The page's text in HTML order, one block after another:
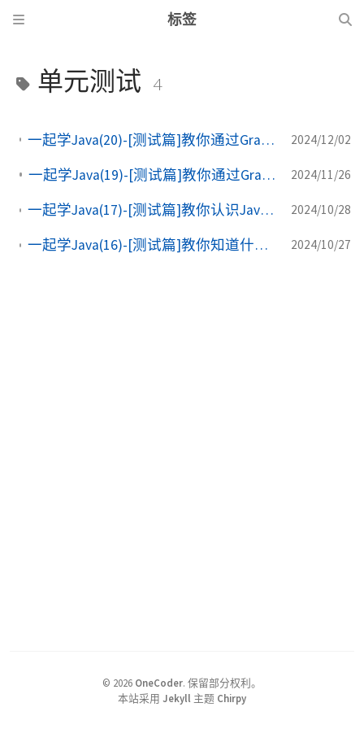
标签
单元测试 4
一起学Java(20)-[测试篇]教你通过Gradle配置和使用JaCoCo单元测试覆盖率检查工具 2024/12/02
一起学Java(19)-[测试篇]教你通过Gradle配置和使用JUnit5 2024/11/26
一起学Java(17)-[测试篇]教你认识Java单元测试框架JUnit，JUnit5和JUnit4区别详解 2024/10/28
一起学Java(16)-[测试篇]教你知道什么是单元测试，单元测试的特点以及Java主要的单元测试框架 2024/10/27
© 2026 OneCoder. 保留部分权利。
本站采用 Jekyll 主题 Chirpy